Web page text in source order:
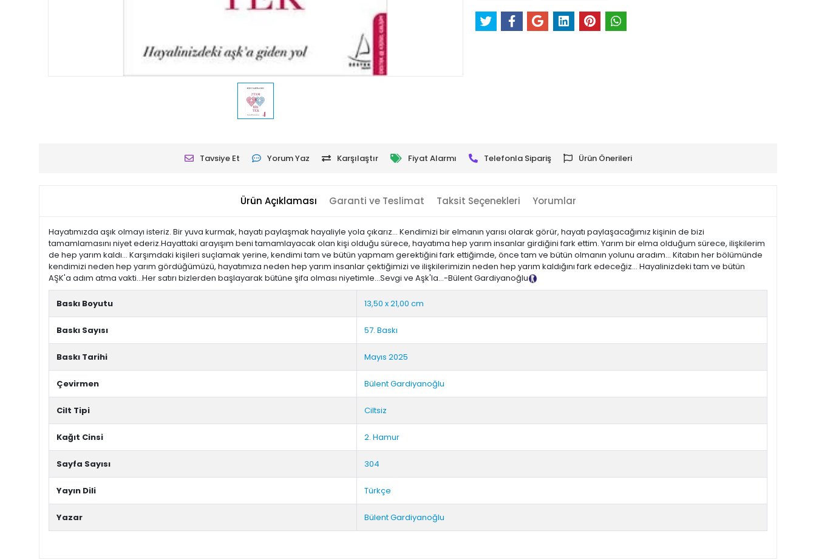
Tavsiye Et Yorum Yaz Karşılaştır Fiyat Alarmı Telefonla Sipariş Ürün Önerileri
Ürün Açıklaması Garanti ve Teslimat Taksit Seçenekleri Yorumlar
Hayatımızda aşık olmayı isteriz. Bir yuva kurmak, hayatı paylaşmak hayaliyle yola çıkarız... Kendimizi bir elmanın yarısı olarak görür, hayatı paylaşacağımız kişinin de bizi
tamamlamasını niyet ederiz.Hayattaki arayışım beni tamamlayacak olan kişi olduğu sürece, hayatıma hep yarım insanlar girdiğini fark ettim. Yarım bir elma olduğum sürece, ilişkilerim
de hep yarım kaldı... Karşımdaki kişileri suçlamak yerine, kendimi tam ve bütün yapmam gerektiğini fark ettiğimde, önce tam ve bütün olmanın yolunu aradım... Kitabın her bölümünde
kendimizi neden hep yarım gördüğümüzü, hayatımıza neden hep yarım insanlar çektiğimizi ve ilişkilerimizin neden hep yarım kaldığını fark edeceğiz... Hayalinizdeki tam ve bütün
AŞK'a adım atma vakti...Her satırı bizlerden başlayarak bütüne şifa olması niyetimle...Sevgi ve Aşk'la...-Bülent Gardiyanoğlu
Tanıtım Metni
Baskı Boyutu 13,50 x 21,00 cm
Baskı Sayısı 57. Baskı
Baskı Tarihi Mayıs 2025
Çevirmen Bülent Gardiyanoğlu
Cilt Tipi Ciltsiz
Kağıt Cinsi 2. Hamur
Sayfa Sayısı 304
Yayın Dili Türkçe
Yazar Bülent Gardiyanoğlu